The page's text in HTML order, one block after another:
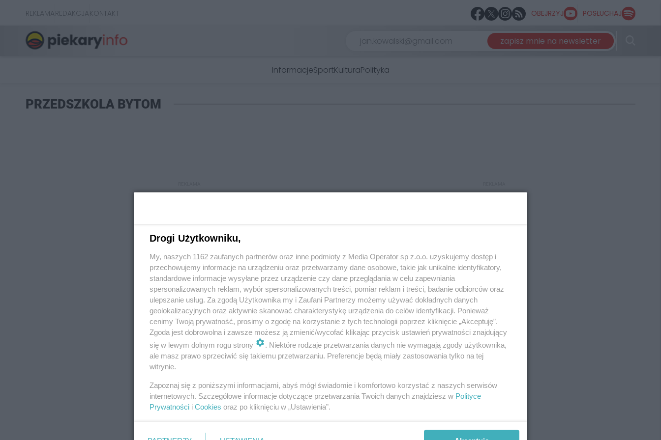
REKLAMAREDAKCJAKONTAKT OBEJRZYJ POSŁUCHAJ
zapisz mnie na newsletter
InformacjeSportKulturaPolityka
PRZEDSZKOLA BYTOM
REKLAMA REKLAMA
Drogi Użytkowniku,
My, naszych 1162 zaufanych partnerów oraz inne podmioty z Media Operator sp z.o.o. uzyskujemy dostęp i
przechowujemy informacje na urządzeniu oraz przetwarzamy dane osobowe, takie jak unikalne identyfikatory,
standardowe informacje wysyłane przez urządzenie czy dane przeglądania w celu zapewniania
spersonalizowanych reklam, wybór spersonalizowanych treści, pomiar reklam i treści, badanie odbiorców oraz
ulepszanie usług. Za zgodą Użytkownika my i Zaufani Partnerzy możemy używać dokładnych danych
geolokalizacyjnych oraz aktywnie skanować charakterystykę urządzenia do celów identyfikacji. Ponieważ
cenimy Twoją prywatność, prosimy o zgodę na korzystanie z tych technologii poprzez kliknięcie „Akceptuję”.
Zgoda jest dobrowolna i zawsze możesz ją zmienić/wycofać klikając przycisk ustawień prywatności znajdujący
się w lewym dolnym rogu strony
. Niektóre rodzaje przetwarzania danych nie wymagają zgody użytkownika,
ale masz prawo sprzeciwić się takiemu przetwarzaniu. Preferencje będą miały zastosowania tylko na tej
witrynie.
Zapoznaj się z poniższymi informacjami, abyś mógł świadomie i komfortowo korzystać z naszych serwisów
internetowych. Szczegółowe informacje dotyczące przetwarzania Twoich danych znajdziesz w Polityce
Prywatności i Cookies oraz po kliknięciu w „Ustawienia”.